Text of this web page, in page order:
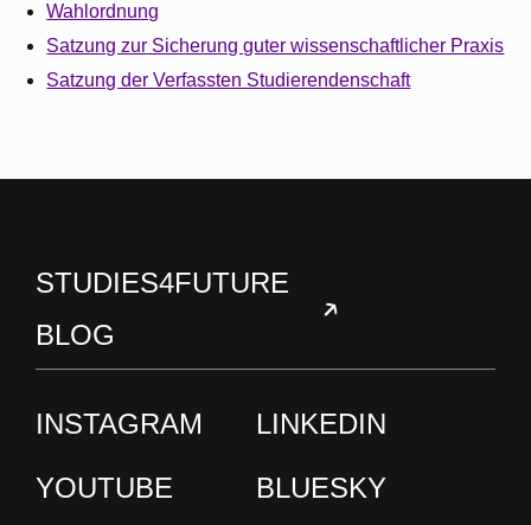
Wahlordnung
Satzung zur Sicherung guter wissenschaftlicher Praxis
Satzung der Verfassten Studierendenschaft
STUDIES4FUTURE
BLOG
INSTAGRAM
LINKEDIN
YOUTUBE
BLUESKY